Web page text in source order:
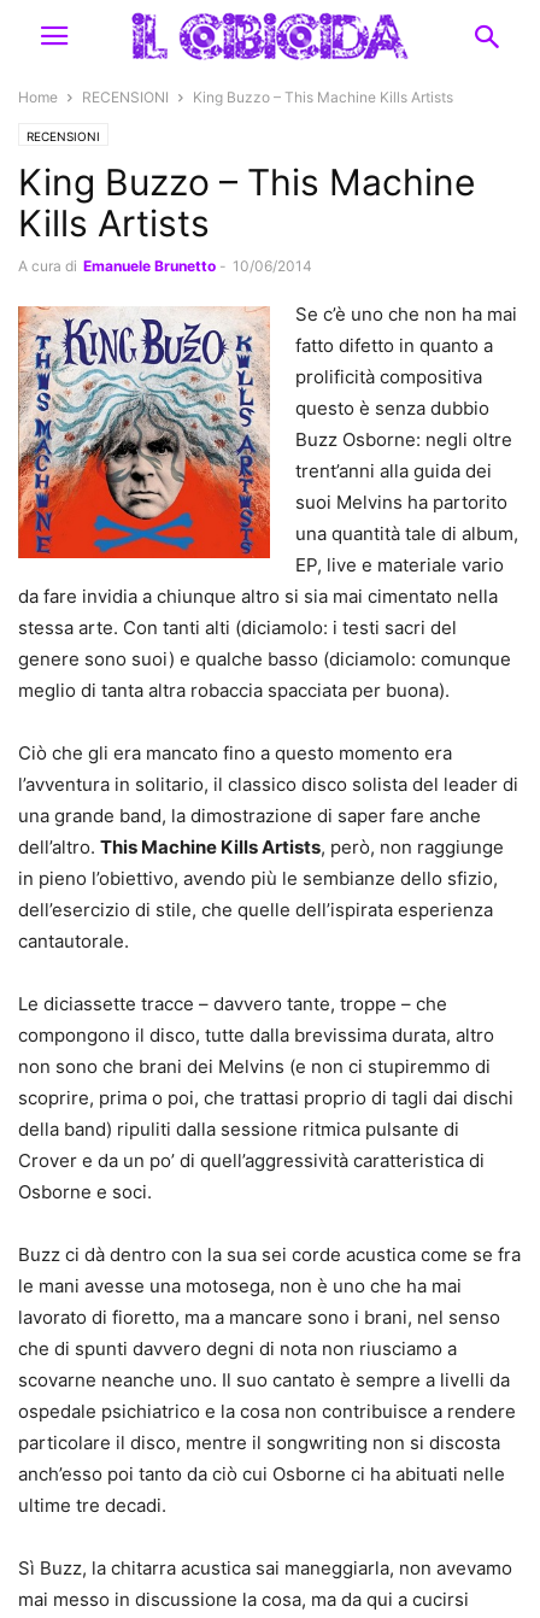
Home RECENSIONI King Buzzo – This Machine Kills Artists
RECENSIONI
King Buzzo – This Machine
Kills Artists
A cura di Emanuele Brunetto - 10/06/2014
Se c’è uno che non ha mai
fatto difetto in quanto a
prolificità compositiva
questo è senza dubbio
Buzz Osborne: negli oltre
trent’anni alla guida dei
suoi Melvins ha partorito
una quantità tale di album,
EP, live e materiale vario
da fare invidia a chiunque altro si sia mai cimentato nella
stessa arte. Con tanti alti (diciamolo: i testi sacri del
genere sono suoi) e qualche basso (diciamolo: comunque
meglio di tanta altra robaccia spacciata per buona).
Ciò che gli era mancato fino a questo momento era
l’avventura in solitario, il classico disco solista del leader di
una grande band, la dimostrazione di saper fare anche
dell’altro. This Machine Kills Artists, però, non raggiunge
in pieno l’obiettivo, avendo più le sembianze dello sfizio,
dell’esercizio di stile, che quelle dell’ispirata esperienza
cantautorale.
Le diciassette tracce – davvero tante, troppe – che
compongono il disco, tutte dalla brevissima durata, altro
non sono che brani dei Melvins (e non ci stupiremmo di
scoprire, prima o poi, che trattasi proprio di tagli dai dischi
della band) ripuliti dalla sessione ritmica pulsante di
Crover e da un po’ di quell’aggressività caratteristica di
Osborne e soci.
Buzz ci dà dentro con la sua sei corde acustica come se fra
le mani avesse una motosega, non è uno che ha mai
lavorato di fioretto, ma a mancare sono i brani, nel senso
che di spunti davvero degni di nota non riusciamo a
scovarne neanche uno. Il suo cantato è sempre a livelli da
ospedale psichiatrico e la cosa non contribuisce a rendere
particolare il disco, mentre il songwriting non si discosta
anch’esso poi tanto da ciò cui Osborne ci ha abituati nelle
ultime tre decadi.
Sì Buzz, la chitarra acustica sai maneggiarla, non avevamo
mai messo in discussione la cosa, ma da qui a cucirsi